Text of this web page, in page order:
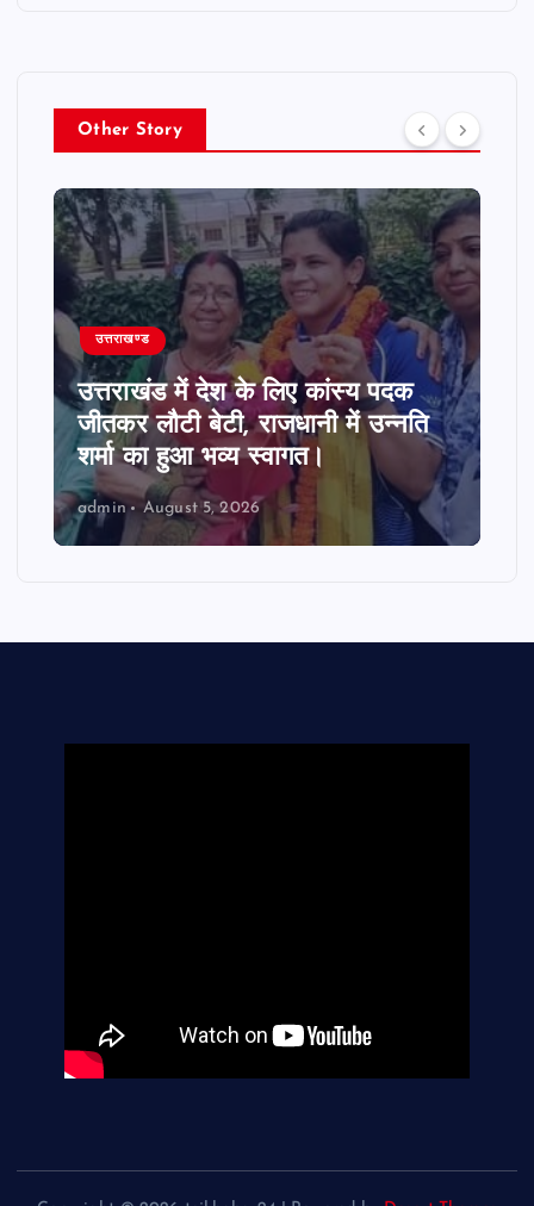
Other Story
उत्तराखण्ड
उत्तराखंड में देश के लिए कांस्य पदक
जीतकर लौटी बेटी, राजधानी में उन्नति
शर्मा का हुआ भव्य स्वागत।
admin August 5, 2026